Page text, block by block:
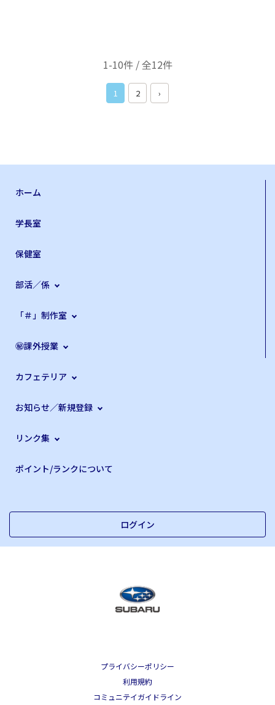
1-10件 / 全12件
1 2 ›
ホーム
学長室
保健室
部活／係
「＃」制作室
㊙課外授業
カフェテリア
お知らせ／新規登録
リンク集
ポイント/ランクについて
ログイン
プライバシーポリシー
利用規約
コミュニテイガイドライン